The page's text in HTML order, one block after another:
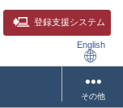
登録支援システム
English
その他